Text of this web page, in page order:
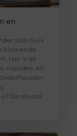
en
voor huis
bloeiende
Het is de
vrienden en
De sleutel